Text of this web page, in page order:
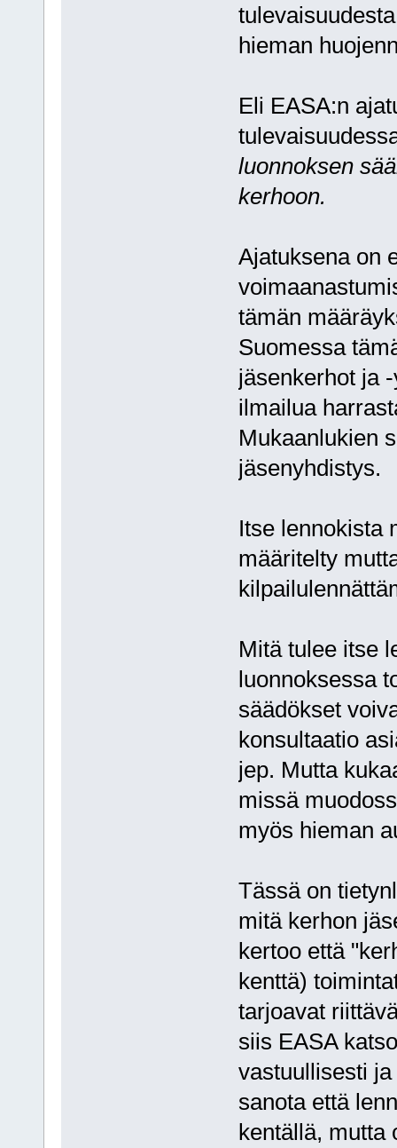
hieman
Eli EASA:n
luonnoksen
kerhoon.
Ajatuksena on
tämän
Suomessa
jäsenkerhot ja
ilmailua
Mukaanlukien
jäsenyhdistys.
Itse lennokista
määritelty
Mitä tulee itse
luonnoksessa
säädökset
konsultaatio
jep. Mutta
missä
myös hieman
Tässä on
mitä kerhon
kertoo että
kenttä)
tarjoavat
siis EASA
vastuullisesti
sanota että
kentällä, mutta